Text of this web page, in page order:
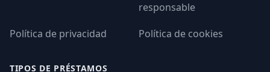
responsable
Política de privacidad
Política de cookies
TIPOS DE PRÉSTAMOS